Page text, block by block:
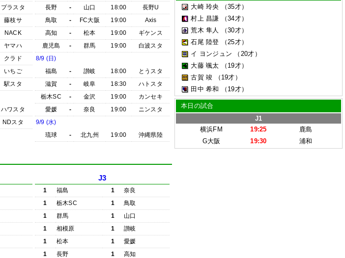
プラスタ
藤枝サ
NACK
ヤマハ
クラド
いちご
駅スタ
ハワスタ
NDスタ
長野
- 山口 18:00
長野U
鳥取
- FC大阪 19:00
Axis
高知
- 松本 19:00
ギケンス
鹿児島
- 群馬 19:00
白波スタ
8/9 (日)
福島
- 讃岐 18:00
とうスタ
滋賀
- 岐阜 18:30
ハトスタ
栃木SC
- 金沢 19:00
カンセキ
愛媛
- 奈良 19:00
ニンスタ
9/9 (水)
琉球
- 北九州 19:00 沖縄県陸
J3
1 福島 1
奈良
1
栃木SC 1
鳥取
1
群馬 1
山口
1
相模原 1
讃岐
1
松本 1
愛媛
1
長野 1
高知
大崎 玲央
（35才）
村上 昌謙
（34才）
荒木 隼人
（30才）
石尾 陸登
（25才）
イ ヨンジュン
（20才）
大藤 颯太
（19才）
古賀 竣
（19才）
田中 希和
（19才）
本日の試合
J1
横浜FM
19:25
鹿島
G大阪
19:30 浦和